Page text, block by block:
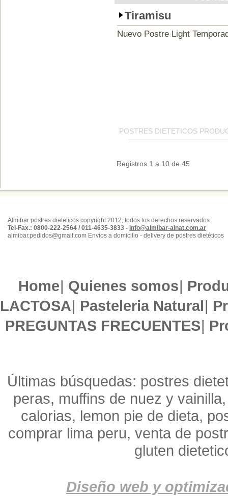
Tiramisu
Nuevo Postre Light
POSTRES DIETETICOS
Registros 1 a 10 de 45
Almibar postres dieteticos copyright 2012, todos los derechos reservados
Tel-Fax.: 0800-222-2564 / 011-4635-3833 - info@almibar-alnat.com.ar
almibar.pedidos@gmail.com Envíos a domicilio - delivery de postres dietéticos
Home| Quienes somos|
LACTOSA| Pasteleria Natural|
PREGUNTAS FRECUENTES|
Últimas búsquedas: postres
peras, muffins de nuez y
calorias, lemon pie de dieta,
comprar lima peru, venta de
gluten
Diseño web y